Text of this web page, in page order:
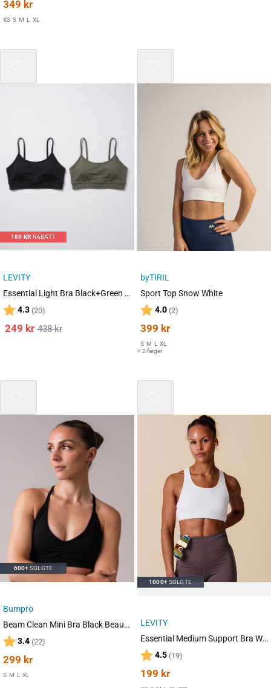
349 kr
XS S M L XL
189 KR RABATT
LEVITY
Essential Light Bra Black+Green 2-PACK
Karakter:
4.3 (20)
438kr
249 kr
byTIRIL
Sport Top Snow White
Karakter:
4.0(2)
399 kr
S M L XL
+ 2 farger
600+SOLGTE
Bumpro
Beam Clean Mini Bra Black Beauty
Karakter:
3.4 (22)
299 kr
S M L XL
1000+SOLGTE
LEVITY
Essential Medium Support Bra White
Karakter:
4.5(19)
199 kr